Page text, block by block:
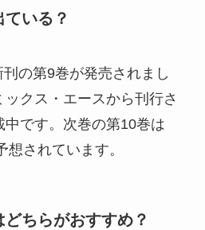
いる？
の第9巻が発売されまし
クス・エースから刊行さ
です。次巻の第10巻は
されています。
ちらがおすすめ？